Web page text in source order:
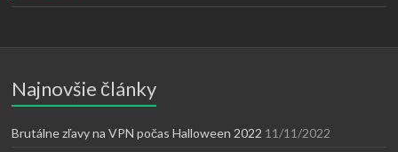
Najnovšie články
Brutálne zľavy na VPN počas Halloween 2022 11/11/2022